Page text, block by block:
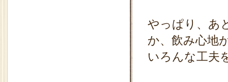
やっぱり、あ
か、飲み心地
いろんな工夫